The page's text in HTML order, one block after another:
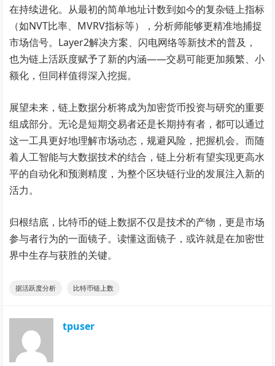
在持续进化。从最初的简单地址计数到如今的复杂链上指标
（如NVT比率、MVRV指标等），分析师能够更精准地捕捉
市场信号。Layer2解决方案、闪电网络等新技术的普及，
也为链上活跃度赋予了新的内涵——交易可能更加频繁、小
额化，但同样值得深入挖掘。
展望未来，链上数据分析将成为加密货币投资与研究的重要
组成部分。无论是短期交易者还是长期持有者，都可以通过
这一工具更好地理解市场动态，规避风险，把握机会。而随
着人工智能与大数据技术的结合，链上分析有望实现更高水
平的自动化和预测精度，为整个区块链行业的发展注入新的
活力。
归根结底，比特币的链上数据不仅是技术的产物，更是市场
参与者行为的一面镜子。读懂这面镜子，或许就是在加密世
界中生存与获胜的关键。
据活跃度分析 比特币链上数
tpuser